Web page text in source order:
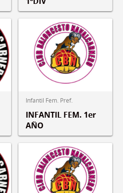
Infantil Fem. Pref.
INFANTIL FEM. 1er
AÑO